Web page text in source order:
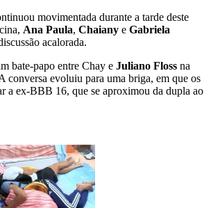
movimentada durante a tarde deste
Ana Paula, Chaiany e Gabriela
acalorada.
bate-papo entre Chay e Juliano Floss na
conversa evoluiu para uma briga, em que os
a ex-BBB 16, que se aproximou da dupla ao